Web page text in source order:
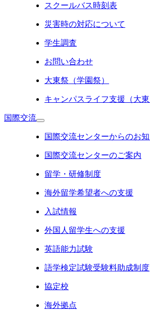
スクールバス時刻表
災害時の対応について
学生調査
お問い合わせ
大東祭（学園祭）
キャンパスライフ支援（大東
国際交流
国際交流センターからのお
国際交流センターのご案内
留学・研修制度
海外留学希望者への支援
入試情報
外国人留学生への支援
英語能力試験
語学検定試験受験料助成制度
協定校
海外拠点